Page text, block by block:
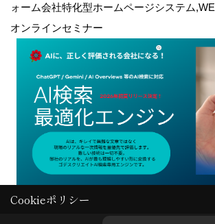
ォーム会社特化型ホームページシステム
オンラインセミナー
Cookieポリシー